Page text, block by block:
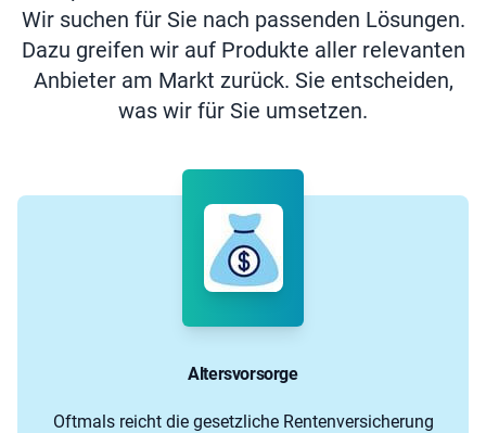
Wir suchen für Sie nach passenden Lösungen.
Dazu greifen wir auf Produkte aller relevanten
Anbieter am Markt zurück. Sie entscheiden,
was wir für Sie umsetzen.
Altersvorsorge
Oftmals reicht die gesetzliche Rentenversicherung